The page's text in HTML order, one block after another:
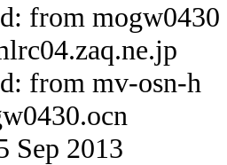
from mogw0430
from mv-osn-h
Sep 2013